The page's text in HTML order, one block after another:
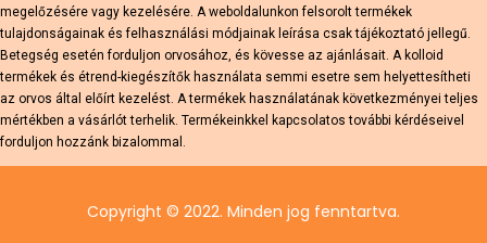
megelőzésére vagy kezelésére. A weboldalunkon felsorolt ​​termékek
tulajdonságainak és felhasználási módjainak leírása csak tájékoztató jellegű.
Betegség esetén forduljon orvosához, és kövesse az ajánlásait. A kolloid
termékek és étrend-kiegészítők használata semmi esetre sem helyettesítheti
az orvos által előírt kezelést. A termékek használatának következményei teljes
mértékben a vásárlót terhelik. Termékeinkkel kapcsolatos további kérdéseivel
forduljon hozzánk bizalommal.
Copyright © 2022. Minden jog fenntartva.